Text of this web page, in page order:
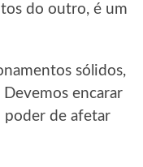
do outro, é um
sólidos,
encarar
poder de afetar